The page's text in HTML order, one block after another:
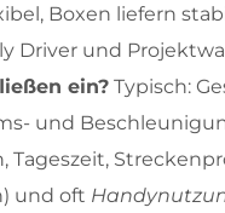
Boxen liefern
Driver und
ein? Typisch:
und
Tageszeit,
und oft